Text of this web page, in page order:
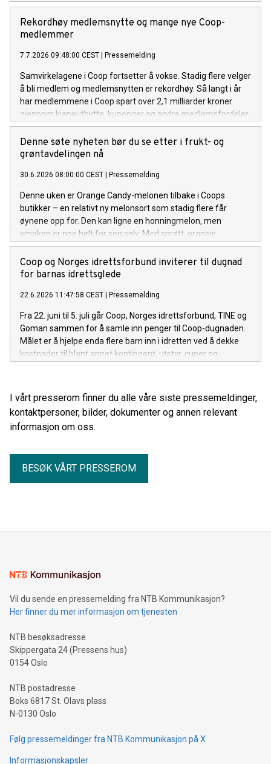
Rekordhøy medlemsnytte og mange nye Coop-
medlemmer
7.7.2026 09:48:00 CEST Pressemelding
Samvirkelagene i Coop fortsetter å vokse. Stadig flere velger
å bli medlem og medlemsnytten er rekordhøy. Så langt i år
har medlemmene i Coop spart over 2,1 milliarder kroner
gjennom kjøpeutbytte, kuponger og andre medlemsfordeler.
Denne søte nyheten bør du se etter i frukt- og
grøntavdelingen nå
30.6.2026 08:00:00 CEST Pressemelding
Denne uken er Orange Candy-melonen tilbake i Coops
butikker – en relativt ny melonsort som stadig flere får
øynene opp for. Den kan ligne en honningmelon, men
smaken er noe helt for seg selv. Med sprøtt, oransje
fruktkjøtt og en frisk, naturlig sødme, kan den fort bli en
sommerfavoritt for flere.
Coop og Norges idrettsforbund inviterer til dugnad
for barnas idrettsglede
22.6.2026 11:47:58 CEST Pressemelding
Fra 22. juni til 5. juli går Coop, Norges idrettsforbund, TINE og
Goman sammen for å samle inn penger til Coop-dugnaden.
Målet er å hjelpe enda flere barn inn i idretten ved å dekke
kostnader til blant annet kontingent, utstyr, cuper og
I vårt presserom finner du alle våre siste pressemeldinger,
kontaktpersoner, bilder, dokumenter og annen relevant
informasjon om oss.
BESØK VÅRT PRESSEROM
Vil du sende en pressemelding fra NTB Kommunikasjon?
Her finner du mer informasjon om tjenesten
NTB besøksadresse
Skippergata 24 (Pressens hus)
0154 Oslo
NTB postadresse
Boks 6817 St. Olavs plass
N-0130 Oslo
Følg pressemeldinger fra NTB Kommunikasjon på X
Informasjonskapsler